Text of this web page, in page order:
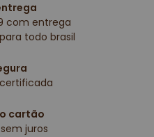
com entrega
todo brasil
cartão
juros